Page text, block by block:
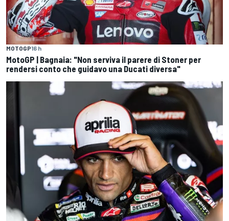
MOTOGP16 h
MotoGP | Bagnaia: "Non serviva il parere di Stoner per
rendersi conto che guidavo una Ducati diversa"